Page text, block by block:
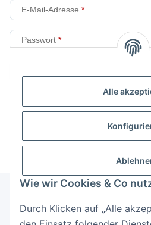
Alle
Wie wir Cookies & Co
Durch Klicken auf „Alle
E-Mail-Adresse
Passwort